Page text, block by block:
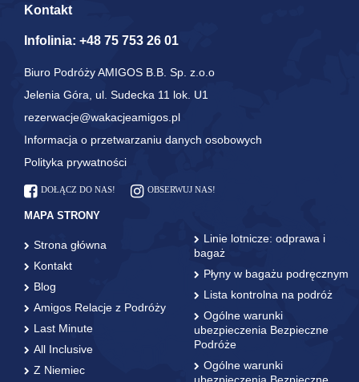
Kontakt
Infolinia: +48 75 753 26 01
Biuro Podróży AMIGOS B.B. Sp. z.o.o
Jelenia Góra, ul. Sudecka 11 lok. U1
rezerwacje@wakacjeamigos.pl
Informacja o przetwarzaniu danych osobowych
Polityka prywatności
DOŁĄCZ DO NAS! OBSERWUJ NAS!
MAPA STRONY
Strona główna
Kontakt
Blog
Amigos Relacje z Podróży
Last Minute
All Inclusive
Z Niemiec
Linie lotnicze: odprawa i
bagaż
Płyny w bagażu podręcznym
Lista kontrolna na podróż
Ogólne warunki
ubezpieczenia Bezpieczne
Podróże
Ogólne warunki